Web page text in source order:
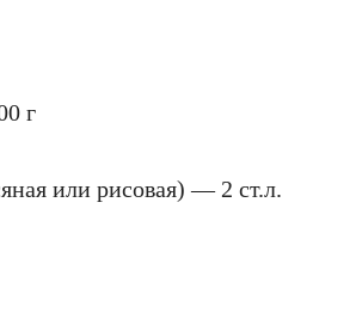
г
или рисовая) — 2 ст.л.